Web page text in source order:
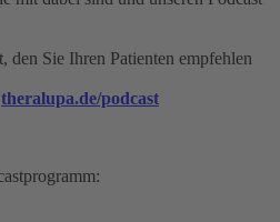
den Sie Ihren Patienten empfehlen
theralupa.de/podcast